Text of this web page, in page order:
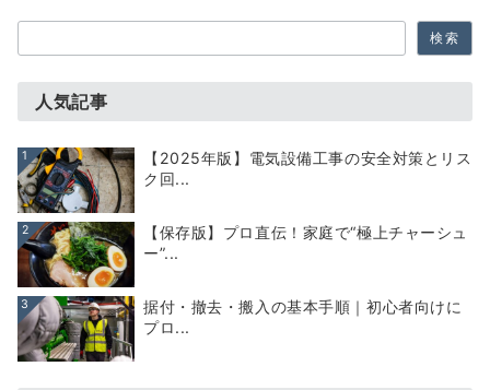
索
検索
人気記事
1
【2025年版】電気設備工事の安全対策とリス
ク回...
2
【保存版】プロ直伝！家庭で“極上チャーシュ
ー”...
3
据付・撤去・搬入の基本手順｜初心者向けに
プロ...